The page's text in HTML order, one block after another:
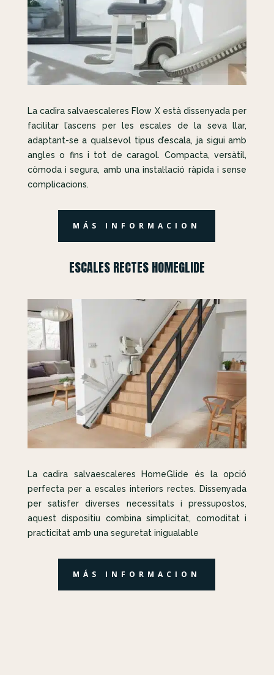
La cadira salvaescaleres Flow X està dissenyada per
facilitar l’ascens per les escales de la seva llar,
adaptant-se a qualsevol tipus d’escala, ja sigui amb
angles o fins i tot de caragol. Compacta, versàtil,
còmoda i segura, amb una instal·lació ràpida i sense
complicacions.
MÁS INFORMACION
ESCALES RECTES HOMEGLIDE
La cadira salvaescaleres HomeGlide és la opció
perfecta per a escales interiors rectes. Dissenyada
per satisfer diverses necessitats i pressupostos,
aquest dispositiu combina simplicitat, comoditat i
practicitat amb una seguretat inigualable
MÁS INFORMACION